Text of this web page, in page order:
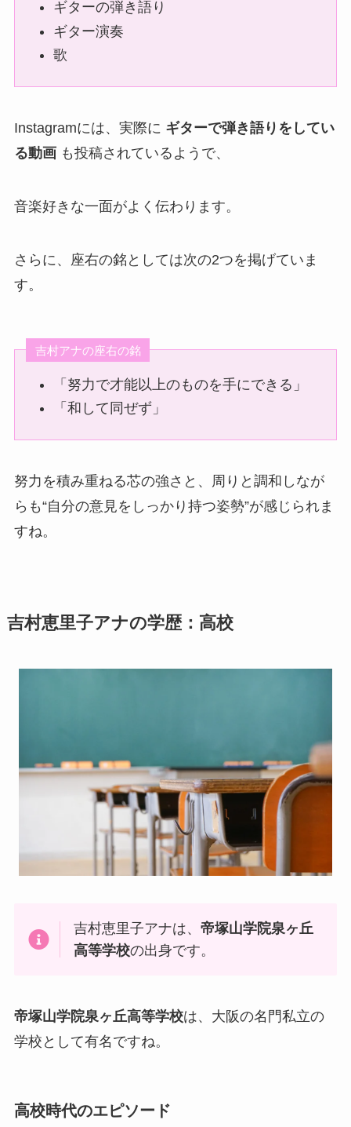
ギターの弾き語り
ギター演奏
歌
Instagramには、実際に ギターで弾き語りをしてい
る動画も投稿されているようで、
音楽好きな一面がよく伝わります。
さらに、座右の銘としては次の2つを掲げていま
す。
吉村アナの座右の銘
「努力で才能以上のものを手にできる」
「和して同ぜず」
努力を積み重ねる芯の強さと、周りと調和しなが
らも“自分の意見をしっかり持つ姿勢”が感じられま
すね。
吉村恵里子アナの学歴：高校
吉村恵里子アナは、帝塚山学院泉ヶ丘
高等学校の出身です。
帝塚山学院泉ヶ丘高等学校は、大阪の名門私立の
学校として有名ですね。
高校時代のエピソード